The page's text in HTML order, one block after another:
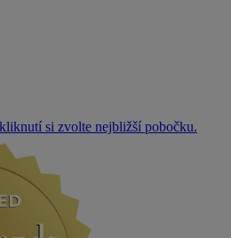
si zvolte nejbližší pobočku.